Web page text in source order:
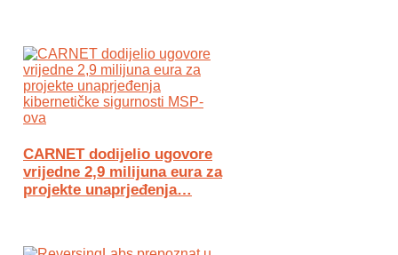
CARNET dodijelio ugovore
vrijedne 2,9 milijuna eura za
projekte unaprjeđenja…